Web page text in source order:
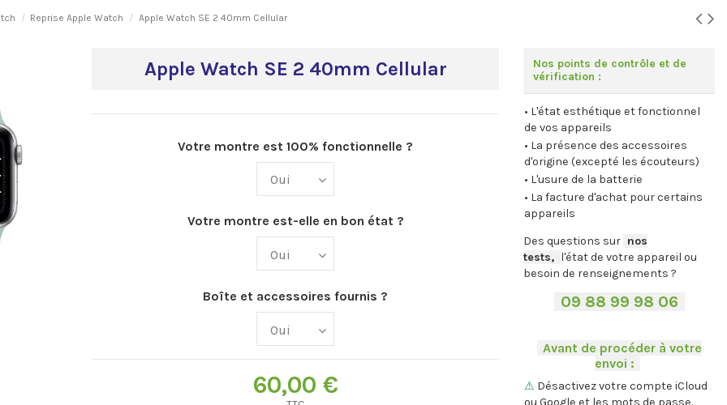
Reprise Apple Watch Apple Watch SE 2 40mm Cellular
Apple Watch SE 2 40mm Cellular
Votre montre est 100% fonctionnelle ?
Votre montre est-elle en bon état ?
Boîte et accessoires fournis ?
60,00 €
Nos points de contrôle et de
vérification :
• L'état esthétique et fonctionnel
de vos appareils
• La présence des accessoires
d'origine (excepté les écouteurs)
• L'usure de la batterie
• La facture d'achat pour certains
appareils
Des questions sur nos
tests, l'état de votre appareil ou
besoin de renseignements ?
09 88 99 98 06
Avant de procéder à votre
envoi :
⚠ Désactivez votre compte iCloud
ou Google et les mots de passe.